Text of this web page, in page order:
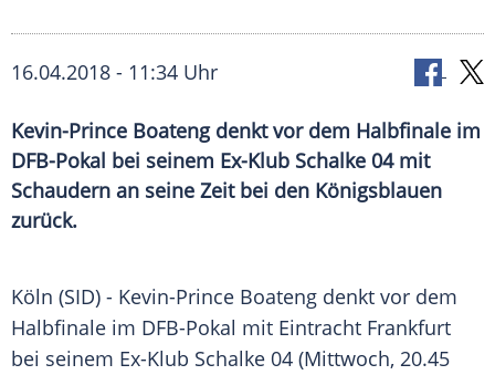
16.04.2018 - 11:34 Uhr
Kevin-Prince Boateng denkt vor dem Halbfinale im
DFB-Pokal bei seinem Ex-Klub Schalke 04 mit
Schaudern an seine Zeit bei den Königsblauen
zurück.
Köln (SID) - Kevin-Prince Boateng denkt vor dem
Halbfinale im DFB-Pokal mit Eintracht Frankfurt
bei seinem Ex-Klub Schalke 04 (Mittwoch, 20.45